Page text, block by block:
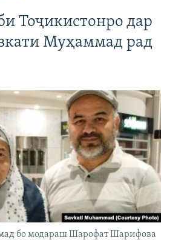
Тоҷикистонро дар
Муҳаммад рад
бо модараш Шарофат Шарифова